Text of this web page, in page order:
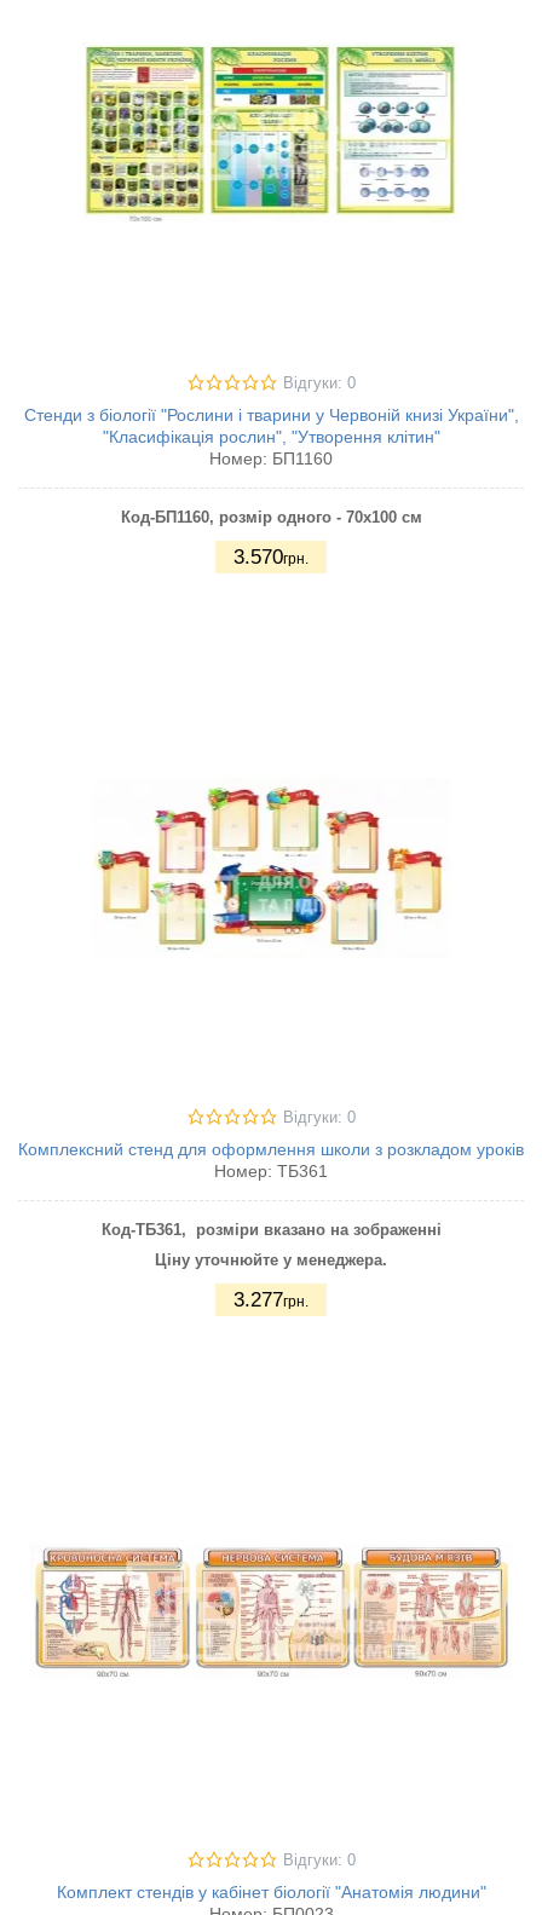
Відгуки: 0
Стенди з біології "Рослини і тварини у Червоній книзі України",
"Класифікація рослин", "Утворення клітин"
Номер: БП1160
Код-БП1160, розмір одного - 70х100 см
3.570грн.
Відгуки: 0
Комплексний стенд для оформлення школи з розкладом уроків
Номер: ТБ361
Код-ТБ361,
розміри вказано на зображенні
Ціну уточнюйте у менеджера.
3.277грн.
Відгуки: 0
Комплект стендів у кабінет біології "Анатомія людини"